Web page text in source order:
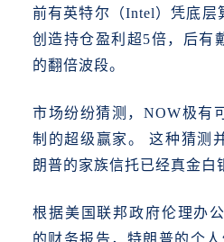
前有英特尔（Intel）凭底层
创造持仓盈利超5倍，后有
的翻倍波段。
市场纷纷猜测，NOW极有
制的超级赢家。 这种猜测
朗普的家族信托已经真金白
根据美国联邦政府伦理办
的财务报告，特朗普的个